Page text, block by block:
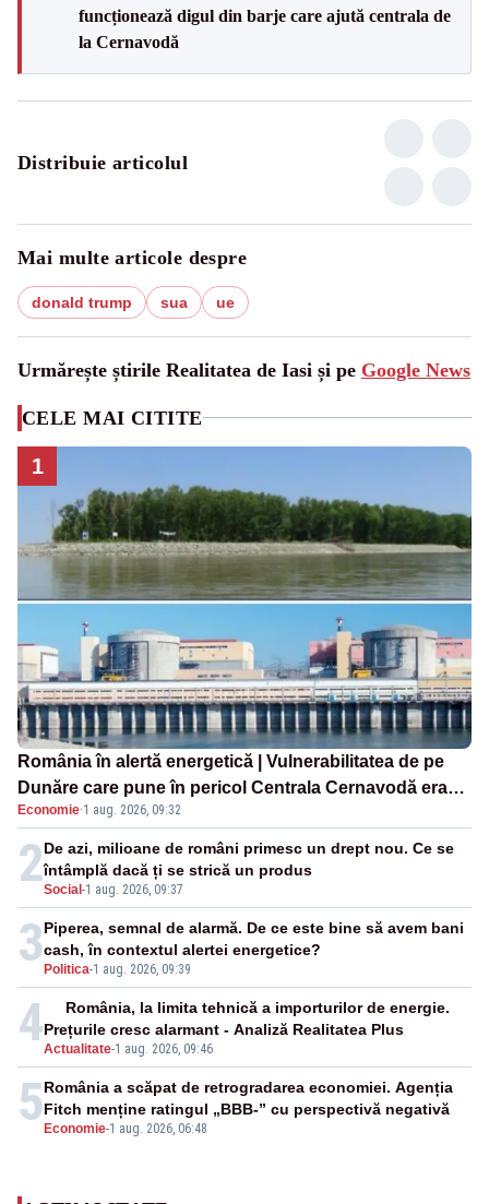
funcționează digul din barje care ajută centrala de
la Cernavodă
Distribuie articolul
Mai multe articole despre
donald trump sua ue
Urmărește știrile Realitatea de Iasi și pe Google News
CELE MAI CITITE
1
România în alertă energetică | Vulnerabilitatea de pe
Dunăre care pune în pericol Centrala Cernavodă era
cunoscută de pe vremea lui Ceaușescu
Economie·1 aug. 2026, 09:32
2Social -1 aug. 2026, 09:37
De azi, milioane de români primesc un drept nou. Ce se
întâmplă dacă ți se strică un produs
3 Politica-1 aug. 2026, 09:39
Piperea, semnal de alarmă. De ce este bine să avem bani
cash, în contextul alertei energetice?
4Actualitate-1 aug. 2026, 09:46
România, la limita tehnică a importurilor de energie.
Prețurile cresc alarmant - Analiză Realitatea Plus
5 Economie-1 aug. 2026, 06:48
România a scăpat de retrogradarea economiei. Agenția
Fitch menține ratingul „BBB-” cu perspectivă negativă